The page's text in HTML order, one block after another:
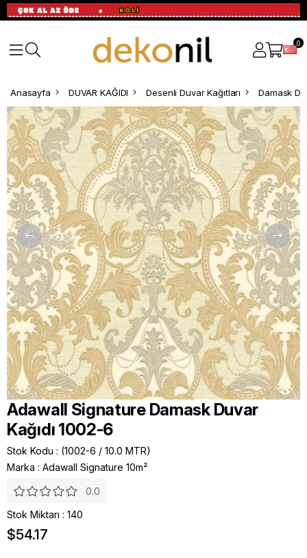
0
Anasayfa DUVAR KAĞIDI Desenli Duvar Kağıtları Damask
Adawall Signature Damask Duvar
Kağıdı 1002-6
Stok Kodu
(1002-6 / 10.0 MTR)
Marka : Adawall Signature 10m²
0.0
Stok Miktarı : 140
$54.17